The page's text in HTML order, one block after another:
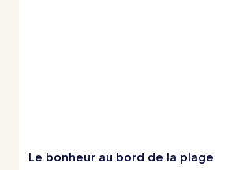
Le bonheur au bord de la plage